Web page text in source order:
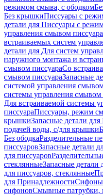
режимом смыва, с ободком
Без крышкиПиссуары с
детали для Писсуары с
управления смывом
встраиваемых систем
детали для Для систем
наружного монтажа и
смывом писсуараСо
смывом писсуараЗапасные
системой управления
системы управления смывом
Для встраиваемой системы
писсуараПиссуары, режим
крышкиЗапасные детали
подачей воды, с/для крышки
Без ободкаРазделительные
писсуаровЗапасные детали
для писсуаров
стеклянныеЗапасные детали
для писсуаров, стеклянные
для ПринадлежностиСифоны
сифоновСмывные патрубки,